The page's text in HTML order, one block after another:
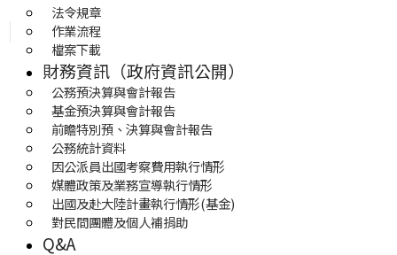
法令規章
作業流程
檔案下載
財務資訊（政府資訊公開）
公務預決算與會計報告
基金預決算與會計報告
前瞻特別預、決算與會計報告
公務統計資料
因公派員出國考察費用執行情形
媒體政策及業務宣導執行情形
出國及赴大陸計畫執行情形(基金)
對民間團體及個人補捐助
Q&A